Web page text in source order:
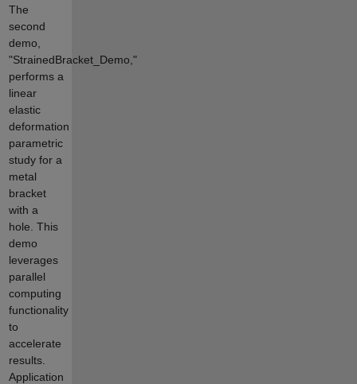
The
second
demo,
"StrainedBracket_Demo,"
performs a
linear
elastic
deformation
parametric
study for a
metal
bracket
with a
hole. This
demo
leverages
parallel
computing
functionality
to
accelerate
results.
Application